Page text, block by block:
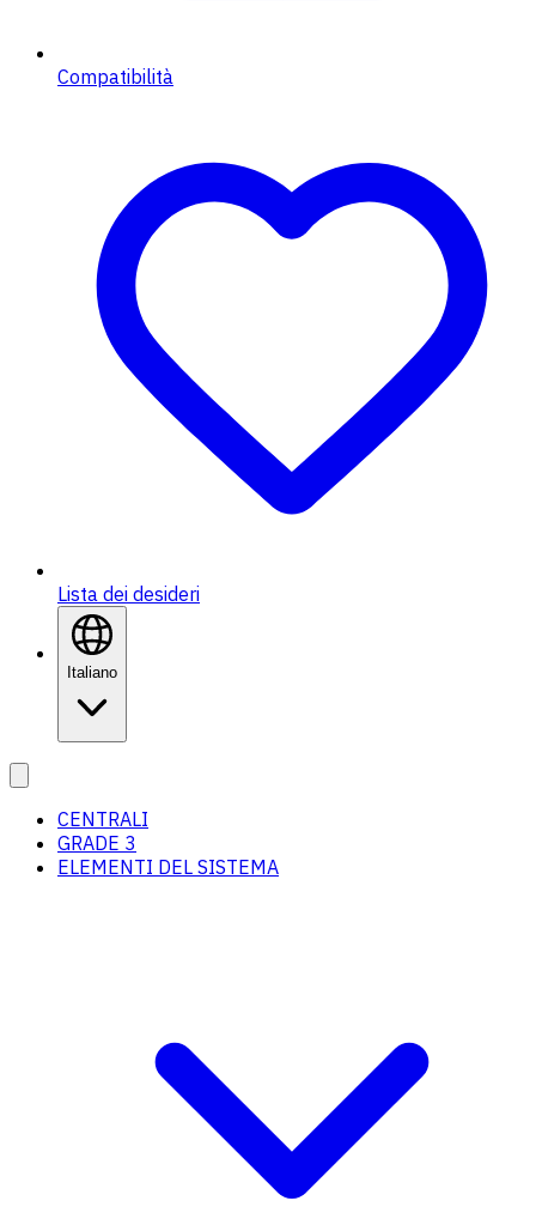
Compatibilità
Lista dei desideri
Italiano
CENTRALI
GRADE 3
ELEMENTI DEL SISTEMA